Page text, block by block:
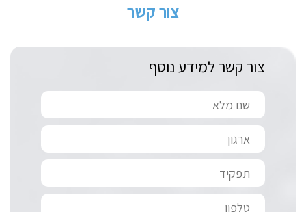
צור קשר
צור קשר למידע נוסף